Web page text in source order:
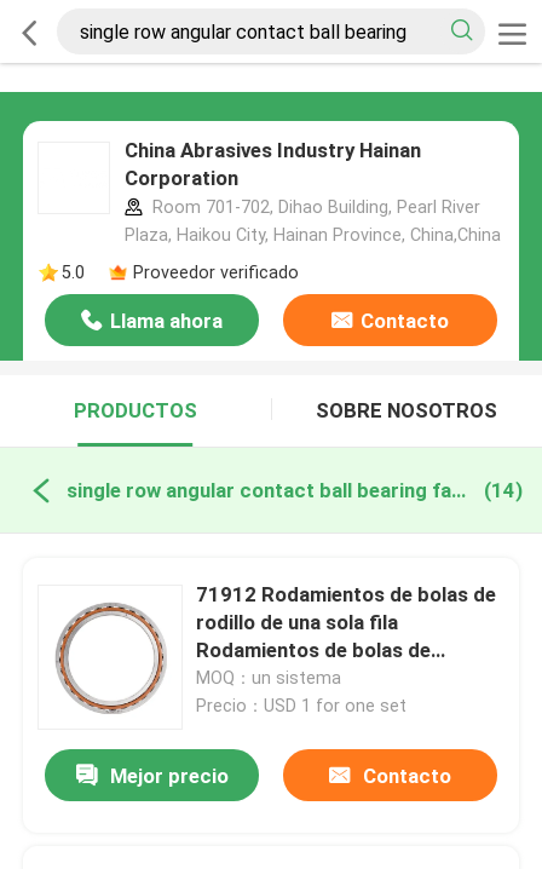
China Abrasives Industry Hainan
Corporation
Room 701-702, Dihao Building, Pearl River
Plaza, Haikou City, Hainan Province, China,China
5.0
Proveedor verificado
Llama ahora Contacto
PRODUCTOS SOBRE NOSOTROS
single row angular contact ball bearing fabricación en línea (14)
71912 Rodamientos de bolas de
rodillo de una sola fila
Rodamientos de bolas de
contacto angulares
MOQ：un sistema
Precio：USD 1 for one set
Mejor precio Contacto